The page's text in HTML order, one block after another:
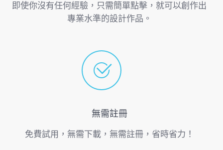
即使你沒有任何經驗，只需簡單點擊，就可以創作出
專業水準的設計作品。
無需註冊
免費試用，無需下載，無需註冊，省時省力！